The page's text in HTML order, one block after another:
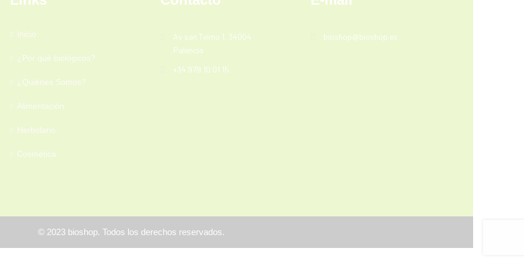
Inicio
¿Por qué biológicos?
¿Quiénes Somos?
Alimentación
Herbolario
Cosmética
Av san Telmo 1, 34004
Palencia
+34 979 10 01 15
bioshop@bioshop.es
© 2023bioshop. Todos los derechos reservados.